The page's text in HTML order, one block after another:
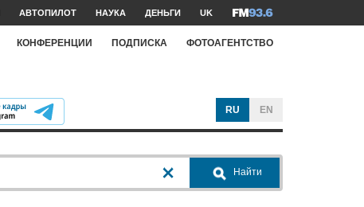
АВТОПИЛОТ НАУКА ДЕНЬГИ UK
КОНФЕРЕНЦИИ ПОДПИСКА ФОТОАГЕНТСТВО
RU EN
Найти